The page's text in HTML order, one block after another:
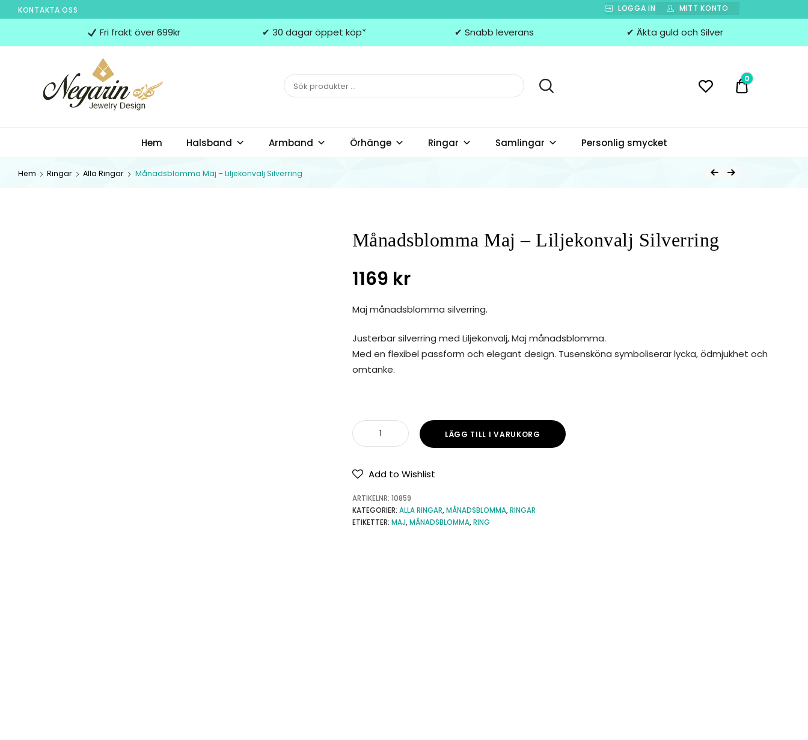
KONTAKTA OSS LOGGA IN MITT KONTO
Fri frakt över 699kr ✔ 30 dagar öppet köp* ✔ Snabb leverans ✔ Äkta guld och Silver
0 kr
0
Hem Halsband Armband Örhänge Ringar Samlingar Personlig smycket
Hem Ringar Alla Ringar Månadsblomma Maj – Liljekonvalj Silverring
Månadsblomma Maj – Liljekonvalj Silverring
1169 kr
Maj månadsblomma silverring.
Justerbar silverring med Liljekonvalj, Maj månadsblomma.
Med en flexibel passform och elegant design. Tusensköna symboliserar lycka, ödmjukhet och
omtanke.
LÄGG TILL I VARUKORG
Add to Wishlist
ARTIKELNR: 10859
KATEGORIER: ALLA RINGAR, MÅNADSBLOMMA, RINGAR
ETIKETTER: MAJ, MÅNADSBLOMMA, RING